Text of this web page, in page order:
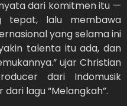
dari komitmen itu —
tepat, lalu membawa
yang selama ini
talenta itu ada, dan
ujar Christian
dari Indomusik
lagu “Melangkah”.